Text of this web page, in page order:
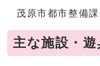
茂原市都市整備
主な施設・